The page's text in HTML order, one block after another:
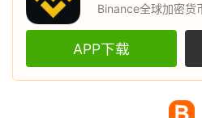
Binance全球加密货
APP下载